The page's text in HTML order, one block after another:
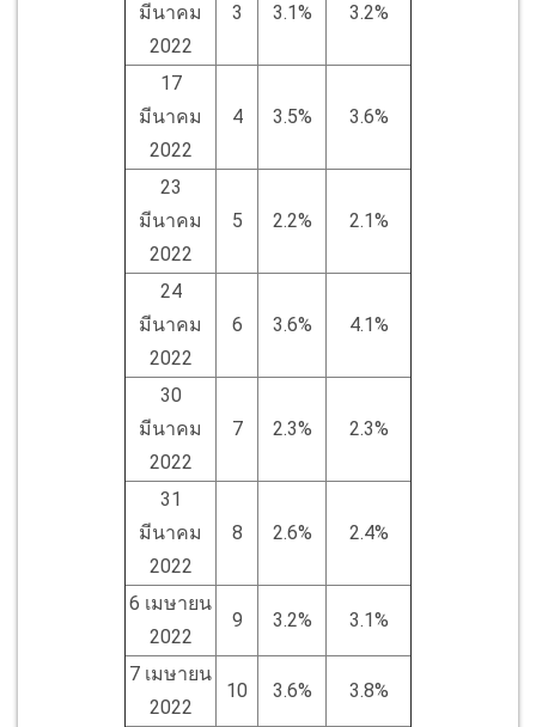
มีนาคม
2022
3 3.1% 3.2%
17
มีนาคม
2022
4 3.5% 3.6%
23
มีนาคม
2022
5 2.2% 2.1%
24
มีนาคม
2022
6 3.6% 4.1%
30
มีนาคม
2022
7 2.3% 2.3%
31
มีนาคม
2022
8 2.6% 2.4%
6 เมษายน
2022
9 3.2% 3.1%
7 เมษายน
2022
10 3.6% 3.8%